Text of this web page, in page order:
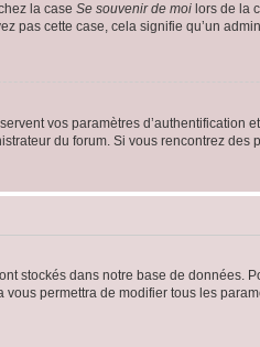
la case Se souvenir de moi lors de la
pas cette case, cela signifie qu’un
vos paramètres
du forum. Si vous rencontrez
stockés dans notre base de données.
permettra de modifier tous les